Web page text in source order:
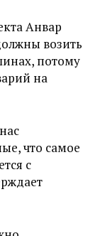
Анвар
возить
потому
на
что самое
с